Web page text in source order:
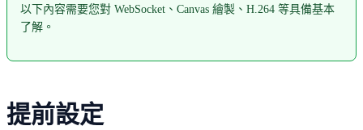
以下內容需要您對 WebSocket、Canvas 繪製、H.264 等具備基本
了解。
提前設定